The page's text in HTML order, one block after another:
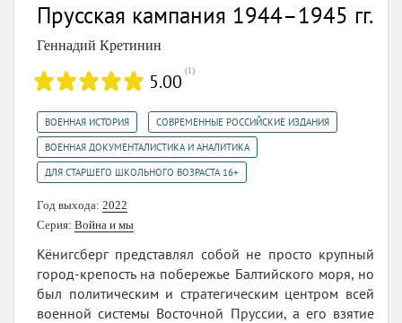
Прусская кампания 1944–1945 гг.
Геннадий Кретинин
5.00 (1)
ВОЕННАЯ ИСТОРИЯ СОВРЕМЕННЫЕ РОССИЙСКИЕ ИЗДАНИЯ
ВОЕННАЯ ДОКУМЕНТАЛИСТИКА И АНАЛИТИКА
ДЛЯ СТАРШЕГО ШКОЛЬНОГО ВОЗРАСТА 16+
Год выхода: 2022
Серия: Война и мы
Кёнигсберг представлял собой не просто крупный
город-крепость на побережье Балтийского моря, но
был политическим и стратегическим центром всей
военной системы Восточной Пруссии, а его взятие